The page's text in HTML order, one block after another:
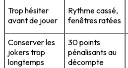
Trop hésiter
avant de jouer
Rythme cassé,
fenêtres ratées
Conserver les
jokers trop
longtemps
30 points
pénalisants au
décompte